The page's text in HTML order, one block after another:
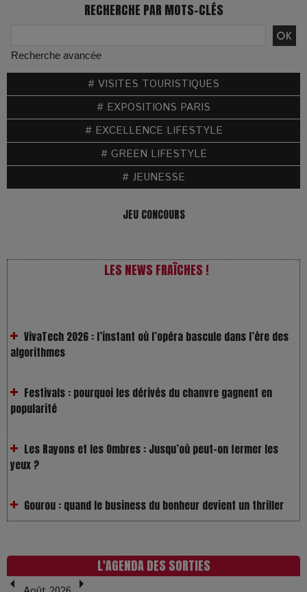
RECHERCHE PAR MOTS-CLÉS
Recherche avancée
# VISITES TOURISTIQUES
# EXPOSITIONS PARIS
# EXCELLENCE LIFESTYLE
# GREEN LIFESTYLE
# JEUNESSE
JEU CONCOURS
LES NEWS FRAÎCHES !
LOL 2.0 : aimer, grandir et se comprendre à l’ère des
L’Affaire Bojarski : entre faux billets et vraie tragédie
L'AGENDA DES SORTIES